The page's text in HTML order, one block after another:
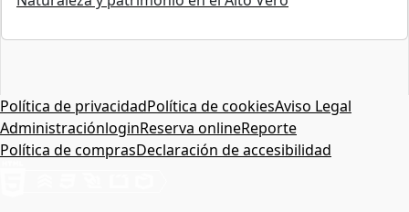
Política de privacidadPolítica de cookiesAviso Legal
AdministraciónloginReserva onlineReporte
Política de comprasDeclaración de accesibilidad